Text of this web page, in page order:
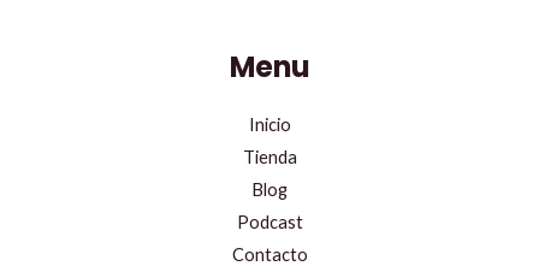
Menu
Inicio
Tienda
Blog
Podcast
Contacto